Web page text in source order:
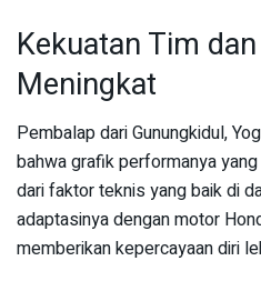
Kekuatan Tim
Meningkat
Pembalap dari Gunungkidul,
bahwa grafik performanya
dari faktor teknis yang baik di
adaptasinya dengan motor
memberikan kepercayaan diri